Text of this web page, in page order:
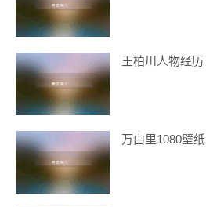
王柏川人物经历
万由里1080壁纸